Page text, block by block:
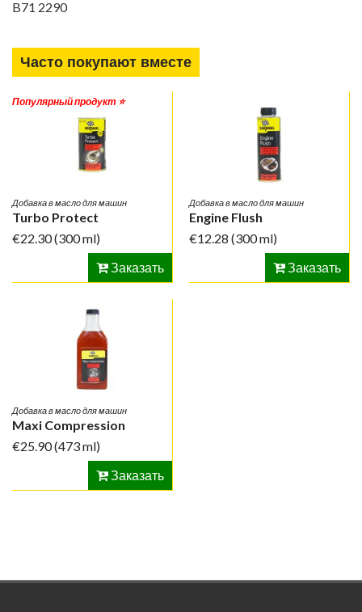
B71 2290
Часто покупают вместе
Популярный продукт ⭐️
Добавка в масло для машин
Turbo Protect
€22.30(300 ml)
Заказать
Добавка в масло для машин
Engine Flush
€12.28 (300 ml)
Заказать
Добавка в масло для машин
Maxi Compression
€25.90(473 ml)
Заказать